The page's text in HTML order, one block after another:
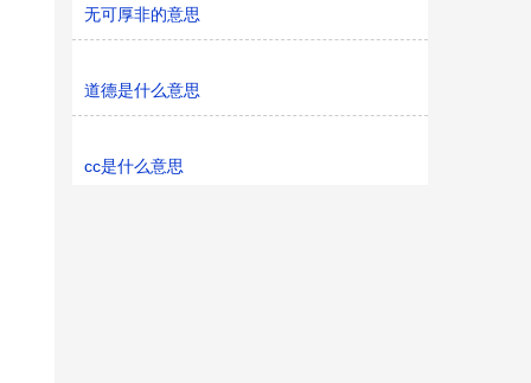
无可厚非的意思
道德是什么意思
cc是什么意思